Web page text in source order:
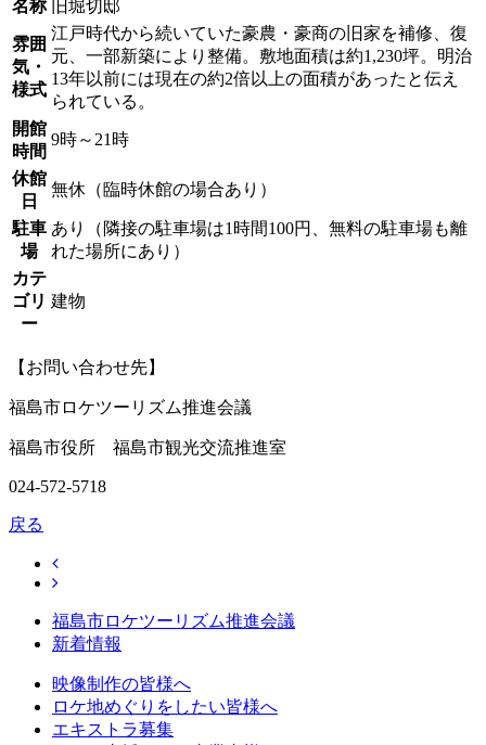
名称 旧堀切邸
雰囲
気・
様式
江戸時代から続いていた豪農・豪商の旧家を補修、復
元、一部新築により整備。敷地面積は約1,230坪。明治
13年以前には現在の約2倍以上の面積があったと伝え
られている。
開館
時間
9時～21時
休館
日
無休（臨時休館の場合あり）
駐車
場
あり（隣接の駐車場は1時間100円、無料の駐車場も離
れた場所にあり）
カテ
ゴリ
ー
建物
【お問い合わせ先】
福島市ロケツーリズム推進会議
福島市役所 福島市観光交流推進室
024-572-5718
戻る
福島市ロケツーリズム推進会議
新着情報
映像制作の皆様へ
ロケ地めぐりをしたい皆様へ
エキストラ募集